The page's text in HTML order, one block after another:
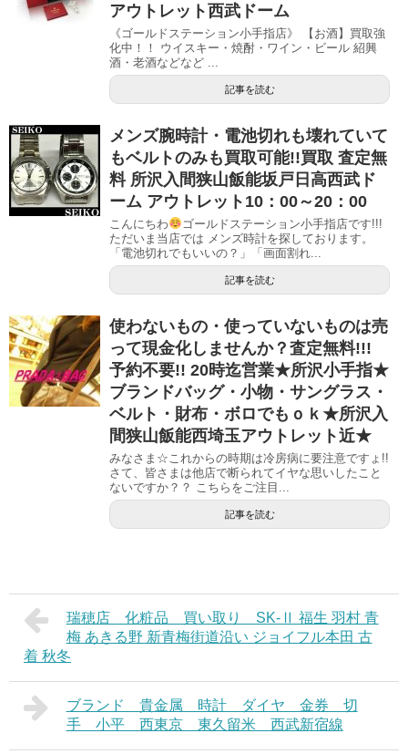
アウトレット西武ドーム
《ゴールドステーション小手指店》 【お酒】買取強
化中！！ ウイスキー・焼酎・ワイン・ビール 紹興
酒・老酒などなど ...
記事を読む
メンズ腕時計・電池切れも壊れていて
もベルトのみも買取可能!!買取 査定無
料 所沢入間狭山飯能坂戸日高西武ド
ーム アウトレット10：00～20：00
こんにちわ
ゴールドステーション小手指店です!!!
ただいま当店では メンズ時計を探しております。
「電池切れでもいいの？」「画面割れ...
記事を読む
使わないもの・使っていないものは売
って現金化しませんか？査定無料!!!
予約不要!! 20時迄営業★所沢小手指★
ブランドバッグ・小物・サングラス・
ベルト・財布・ボロでもｏｋ★所沢入
間狭山飯能西埼玉アウトレット近★
みなさま☆これからの時期は冷房病に要注意ですょ!!
さて、皆さまは他店で断られてイヤな思いしたこと
ないですか？？ こちらをご注目...
記事を読む
瑞穂店 化粧品 買い取り SK-Ⅱ 福生 羽村 青
梅 あきる野 新青梅街道沿い ジョイフル本田 古
着 秋冬
ブランド 貴金属 時計 ダイヤ 金券 切
手 小平 西東京 東久留米 西武新宿線